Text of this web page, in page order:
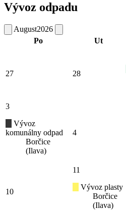
Vývoz odpadu
August2026
Po
Ut
27 28
3
Vývoz
komunálny odpad
Borčice
(Ilava)
4
10
11
Vývoz plasty
Borčice
(Ilava)